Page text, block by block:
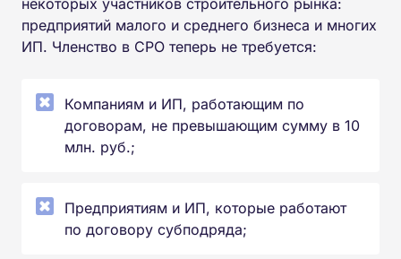
предприятий малого и среднего бизнеса и многих
ИП. Членство в СРО теперь не требуется:
Компаниям и ИП, работающим по
договорам, не превышающим сумму в 10
млн. руб.;
Предприятиям и ИП, которые работают
по договору субподряда;